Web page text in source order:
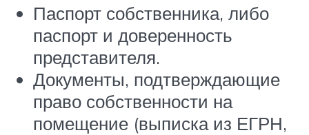
Паспорт собственника, либо
паспорт и доверенность
представителя.
Документы, подтверждающие
право собственности на
помещение (выписка из ЕГРН,